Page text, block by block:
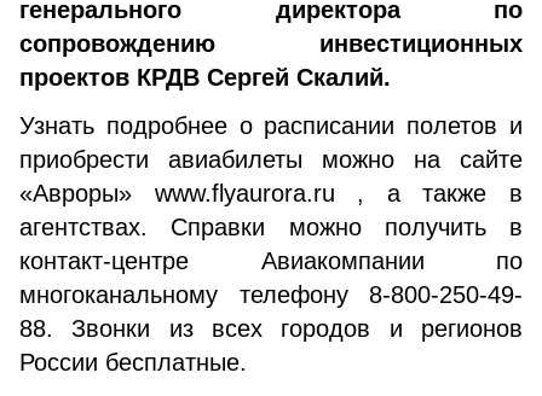
генерального директора по
сопровождению инвестиционных
проектов КРДВ Сергей Скалий.
Узнать подробнее о расписании полетов и
приобрести авиабилеты можно на сайте
«Авроры» www.flyaurora.ru , а также в
агентствах. Справки можно получить в
контакт-центре Авиакомпании по
многоканальному телефону 8-800-250-49-
88. Звонки из всех городов и регионов
России бесплатные.